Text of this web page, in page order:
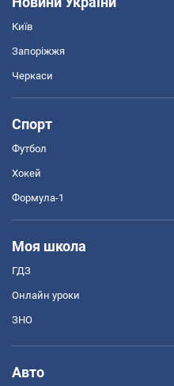
Київ
Запоріжжя
Черкаси
Спорт
Футбол
Хокей
Формула-1
Моя школа
ГДЗ
Онлайн уроки
ЗНО
Авто